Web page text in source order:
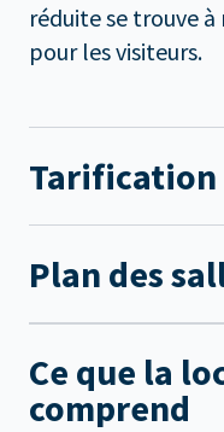
réduite se trouve
pour les visiteurs.
Tarification
Plan des
Ce que la
comprend